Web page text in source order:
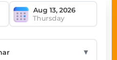
Thursday
▼